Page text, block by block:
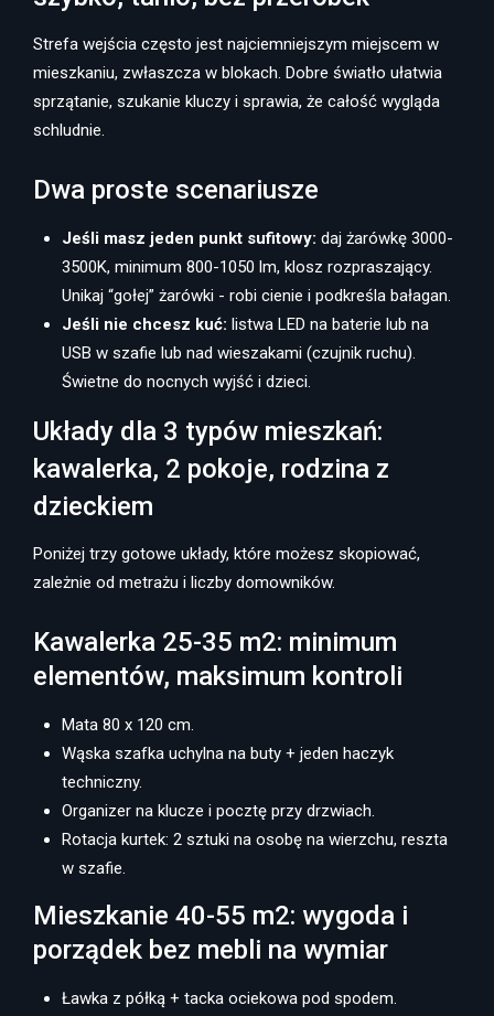
Strefa wejścia często jest najciemniejszym miejscem w
mieszkaniu, zwłaszcza w blokach. Dobre światło ułatwia
sprzątanie, szukanie kluczy i sprawia, że całość wygląda
schludnie.
Dwa proste scenariusze
Jeśli masz jeden punkt sufitowy: daj żarówkę 3000-
3500K, minimum 800-1050 lm, klosz rozpraszający.
Unikaj “gołej” żarówki - robi cienie i podkreśla bałagan.
Jeśli nie chcesz kuć: listwa LED na baterie lub na
USB w szafie lub nad wieszakami (czujnik ruchu).
Świetne do nocnych wyjść i dzieci.
Układy dla 3 typów mieszkań:
kawalerka, 2 pokoje, rodzina z
dzieckiem
Poniżej trzy gotowe układy, które możesz skopiować,
zależnie od metrażu i liczby domowników.
Kawalerka 25-35 m2: minimum
elementów, maksimum kontroli
Mata 80 x 120 cm.
Wąska szafka uchylna na buty + jeden haczyk
techniczny.
Organizer na klucze i pocztę przy drzwiach.
Rotacja kurtek: 2 sztuki na osobę na wierzchu, reszta
w szafie.
Mieszkanie 40-55 m2: wygoda i
porządek bez mebli na wymiar
Ławka z półką + tacka ociekowa pod spodem.